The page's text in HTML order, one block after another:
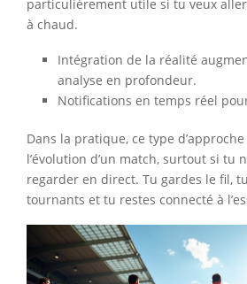
particulièrement utile si tu veux
à chaud.
Intégration de la réalité
analyse en profondeur.
Notifications en temps réel
Dans la pratique, ce type
l’évolution d’un match, surtout si tu
regarder en direct. Tu gardes le fil,
tournants et tu restes connecté à